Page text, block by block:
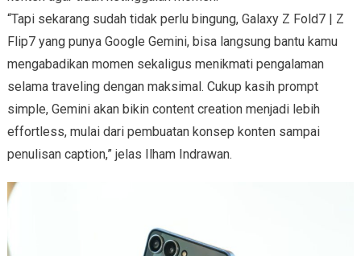
“Tapi sekarang sudah tidak perlu bingung, Galaxy Z Fold7 | Z
Flip7 yang punya Google Gemini, bisa langsung bantu kamu
mengabadikan momen sekaligus menikmati pengalaman
selama traveling dengan maksimal. Cukup kasih prompt
simple, Gemini akan bikin content creation menjadi lebih
effortless, mulai dari pembuatan konsep konten sampai
penulisan caption,” jelas Ilham Indrawan.